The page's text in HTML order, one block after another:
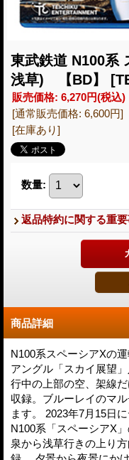
東武鉄道 N100系
浅草) 【BD】
販売価格: 6,270円(税込)
[通常販売価格: 6,600円]
[在庫あり]
数量:
返品特約に関する重
商品詳細
N100系スペーシアXの
アングル「スカイ展望
行中の上部の空、架線
収録。ブルーレイのマ
ます。 2023年7月15日
N100系「スペーシアX
泉から浅草行きの上り